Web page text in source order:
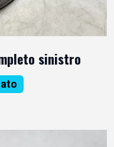
sinistro